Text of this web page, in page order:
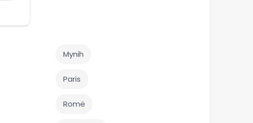
Mynih‎
Paris
Romë